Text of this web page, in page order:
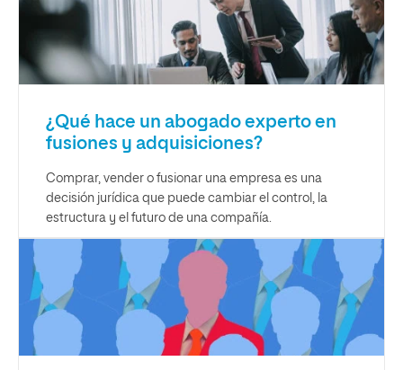
¿Qué hace un abogado experto en
fusiones y adquisiciones?
Comprar, vender o fusionar una empresa es una
decisión jurídica que puede cambiar el control, la
estructura y el futuro de una compañía.